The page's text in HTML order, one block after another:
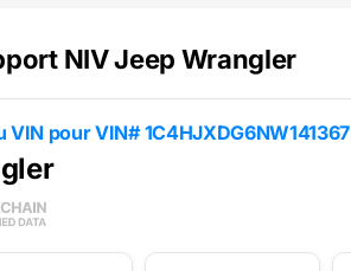
NIV Jeep Wrangler
VIN pourVIN# 1C4HJXDG6NW141367